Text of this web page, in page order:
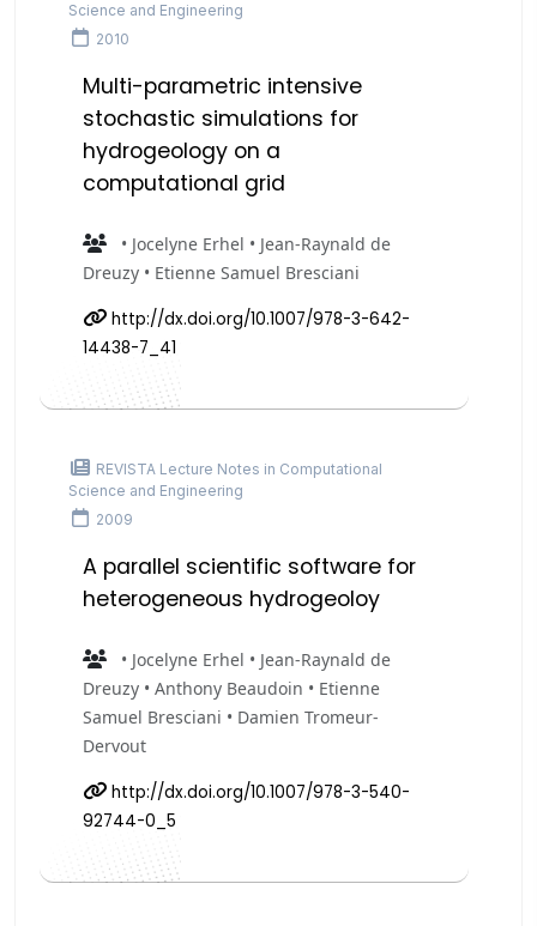
Science and Engineering
2010
Multi-parametric intensive
stochastic simulations for
hydrogeology on a
computational grid
• Jocelyne Erhel • Jean-Raynald de
Dreuzy • Etienne Samuel Bresciani
http://dx.doi.org/10.1007/978-3-642-
14438-7_41
REVISTA Lecture Notes in Computational
Science and Engineering
2009
A parallel scientific software for
heterogeneous hydrogeoloy
• Jocelyne Erhel • Jean-Raynald de
Dreuzy • Anthony Beaudoin • Etienne
Samuel Bresciani • Damien Tromeur-
Dervout
http://dx.doi.org/10.1007/978-3-540-
92744-0_5